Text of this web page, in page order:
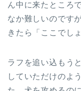
ん中に来たところ
なか難しいのです
きたら「ここでし
ラフを追い込もう
していただけのよ